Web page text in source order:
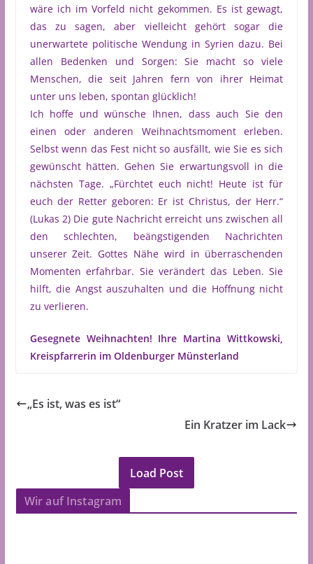
wäre ich im Vorfeld nicht gekommen. Es ist gewagt,
das zu sagen, aber vielleicht gehört sogar die
unerwartete politische Wendung in Syrien dazu. Bei
allen Bedenken und Sorgen: Sie macht so viele
Menschen, die seit Jahren fern von ihrer Heimat
unter uns leben, spontan glücklich!
Ich hoffe und wünsche Ihnen, dass auch Sie den
einen oder anderen Weihnachtsmoment erleben.
Selbst wenn das Fest nicht so ausfällt, wie Sie es sich
gewünscht hätten. Gehen Sie erwartungsvoll in die
nächsten Tage. „Fürchtet euch nicht! Heute ist für
euch der Retter geboren: Er ist Christus, der Herr.“
(Lukas 2) Die gute Nachricht erreicht uns zwischen all
den schlechten, beängstigenden Nachrichten
unserer Zeit. Gottes Nähe wird in überraschenden
Momenten erfahrbar. Sie verändert das Leben. Sie
hilft, die Angst auszuhalten und die Hoffnung nicht
zu verlieren.
Gesegnete Weihnachten! Ihre Martina Wittkowski,
Kreispfarrerin im Oldenburger Münsterland
„Es ist, was es ist“
Ein Kratzer im Lack
Load Post
Wir auf Instagram